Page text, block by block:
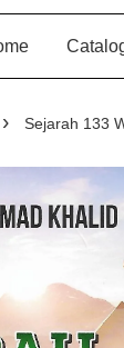
› Sejarah 133